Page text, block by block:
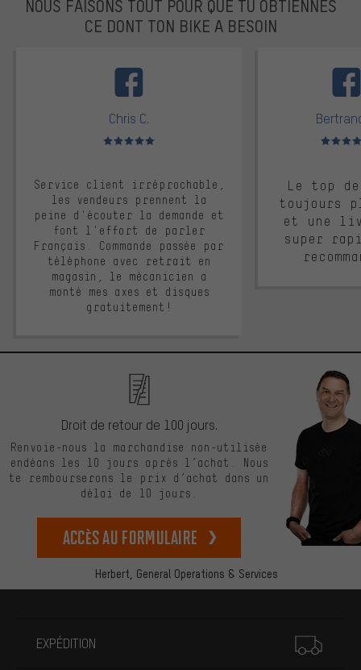
NOUS FAISONS TOUT POUR QUE TU OBTIENNES
CE DONT TON BIKE A BESOIN
Chris C.
Note moyenne : 5 sur 5
Service client irréprochable,
les vendeurs prennent la
peine d'écouter la demande et
font l'effort de parler
Français. Commande passée par
téléphone avec retrait en
magasin, le mécanicien a
monté mes axes et disques
gratuitement!
Note
Le top
toujours
et une
super
Herbert, General Operations & Services
Droit de retour de 100 jours.
Renvoie-nous la marchandise non-utilisée
endéans les 10 jours après l’achat. Nous
te rembourserons le prix d’achat dans un
délai de 10 jours.
Accès au formulaire
EXPÉDITION